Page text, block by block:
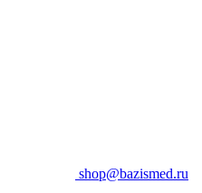
shop@bazismed.ru